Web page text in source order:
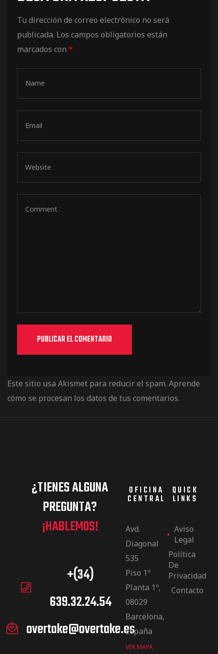
Tu dirección de correo electrónico no será
publicada. Los campos obligatorios están
marcados con *
Este sitio usa Akismet para reducir el spam. Aprende
cómo se procesan los datos de tus comentarios.
¿TIENES ALGUNA
PREGUNTA?
¡HABLEMOS!
+(34)
639.32.24.54
overtake@overtake.es
OFICINA
CENTRAL
Avd.
Diagonal
535
Piso 1º
Planta 1º,
08029
Barcelona,
España
VER MAPA
QUICK
LINKS
Aviso
Legal
Política
De
Privacidad
Contacto